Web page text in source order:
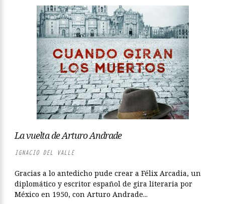
La vuelta de Arturo Andrade
IGNACIO DEL VALLE
Gracias a lo antedicho pude crear a Félix Arcadia, un
diplomático y escritor español de gira literaria por
México en 1950, con Arturo Andrade...